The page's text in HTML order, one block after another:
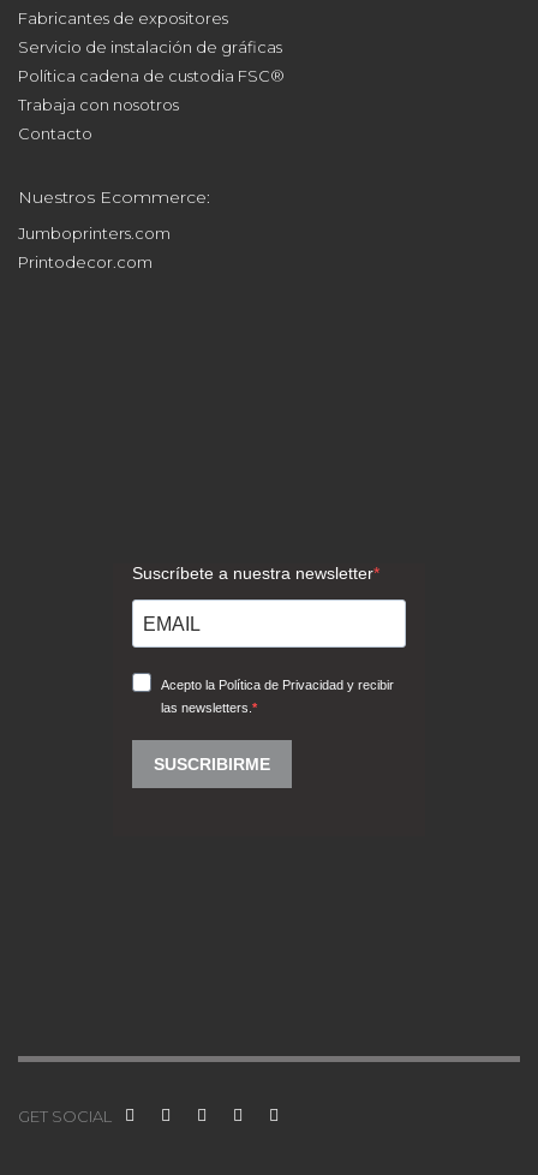
Fabricantes de expositores
Servicio de instalación de gráficas
Política cadena de custodia FSC®
Trabaja con nosotros
Contacto
Nuestros Ecommerce:
Jumboprinters.com
Printodecor.com
GET SOCIAL